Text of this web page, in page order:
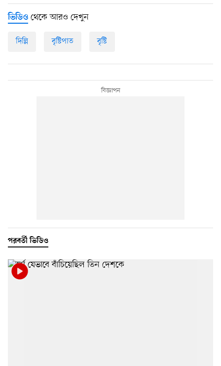
ভিডিও থেকে আরও দেখুন
দিল্লি বৃষ্টিপাত বৃষ্টি
পরবর্তী ভিডিও